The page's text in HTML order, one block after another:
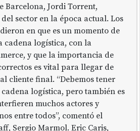
Barcelona, Jordi Torrent,
sector en la época actual. Los
en que es un momento de
cadena logística, con la
y que la importancia de
es vital para llegar de
cliente final. “Debemos tener
logística, pero también es
muchos actores y
entre todos”, comentó el
Sergio Marmol. Eric Caris,